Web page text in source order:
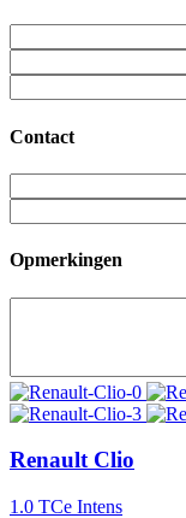
Contact
Opmerkingen
Renault Clio
1.0 TCe Intens